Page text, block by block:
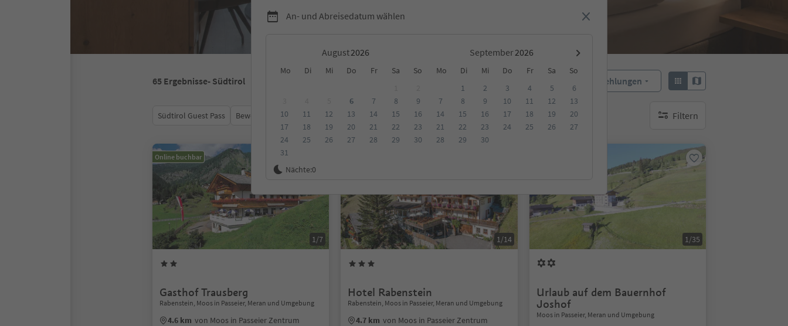
An- und Abreisedatum wählen
August September
Mo Di Mi Do Fr Sa So Mo Di Mi Do Fr Sa
So
6 7 8
9
10
11 12 13 14 15
16
17
18 19 20 21 22
23
24
25 26 27 28 29
30
31
1 2 3 4 5
6
7
8 9 10 11 12
13
14
15 16 17 18 19
20
21
22 23 24 25 26
27
28
29 30
Nächte:0
65 Ergebnisse- Südtirol Empfehlungen
Südtirol Guest Pass Bewertungen Kategorie Verpflegungsart Nachhaltige Unterkunft Filtern
keine aktiven Filte
Online buchbar
1/7
Gasthof Trausberg
Rabenstein, Moos in Passeier, Meran und Umgebung
4.6 km von Moos in Passeier Zentrum
1/14
Hotel Rabenstein
Rabenstein, Moos in Passeier, Meran und Umgebung
4.7 km von Moos in Passeier Zentrum
1/35
Urlaub auf dem Bauernhof
Joshof
Moos in Passeier, Meran und Umgebung